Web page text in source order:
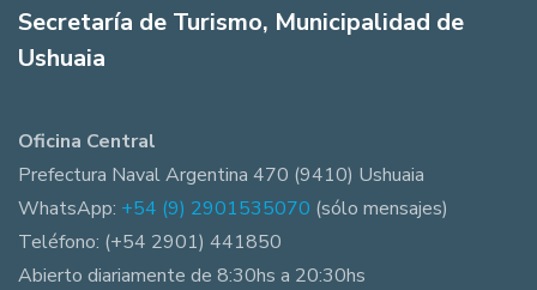
Secretaría de Turismo, Municipalidad de
Ushuaia
Oficina Central
Prefectura Naval Argentina 470 (9410) Ushuaia
WhatsApp: +54 (9) 2901535070 (sólo mensajes)
Teléfono: (+54 2901) 441850
Abierto diariamente de 8:30hs a 20:30hs